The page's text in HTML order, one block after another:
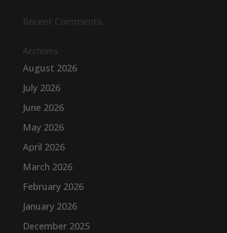
Recent Comments
Archives
August 2026
July 2026
June 2026
May 2026
April 2026
March 2026
February 2026
January 2026
December 2025